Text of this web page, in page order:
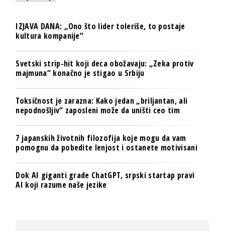
IZJAVA DANA: „Ono što lider toleriše, to postaje
kultura kompanije“
Svetski strip-hit koji deca obožavaju: „Zeka protiv
majmuna“ konačno je stigao u Srbiju
Toksičnost je zarazna: Kako jedan „briljantan, ali
nepodnošljiv“ zaposleni može da uništi ceo tim
7 japanskih životnih filozofija koje mogu da vam
pomognu da pobedite lenjost i ostanete motivisani
Dok AI giganti grade ChatGPT, srpski startap pravi
AI koji razume naše jezike